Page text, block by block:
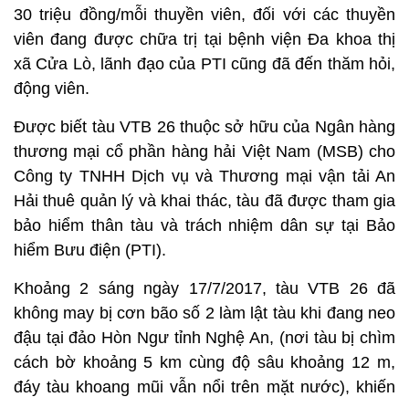
30 triệu đồng/mỗi thuyền viên, đối với các thuyền
viên đang được chữa trị tại bệnh viện Đa khoa thị
xã Cửa Lò, lãnh đạo của PTI cũng đã đến thăm hỏi,
động viên.
Được biết tàu VTB 26 thuộc sở hữu của Ngân hàng
thương mại cổ phần hàng hải Việt Nam (MSB) cho
Công ty TNHH Dịch vụ và Thương mại vận tải An
Hải thuê quản lý và khai thác, tàu đã được tham gia
bảo hiểm thân tàu và trách nhiệm dân sự tại Bảo
hiểm Bưu điện (PTI).
Khoảng 2 sáng ngày 17/7/2017, tàu VTB 26 đã
không may bị cơn bão số 2 làm lật tàu khi đang neo
đậu tại đảo Hòn Ngư tỉnh Nghệ An, (nơi tàu bị chìm
cách bờ khoảng 5 km cùng độ sâu khoảng 12 m,
đáy tàu khoang mũi vẫn nổi trên mặt nước), khiến